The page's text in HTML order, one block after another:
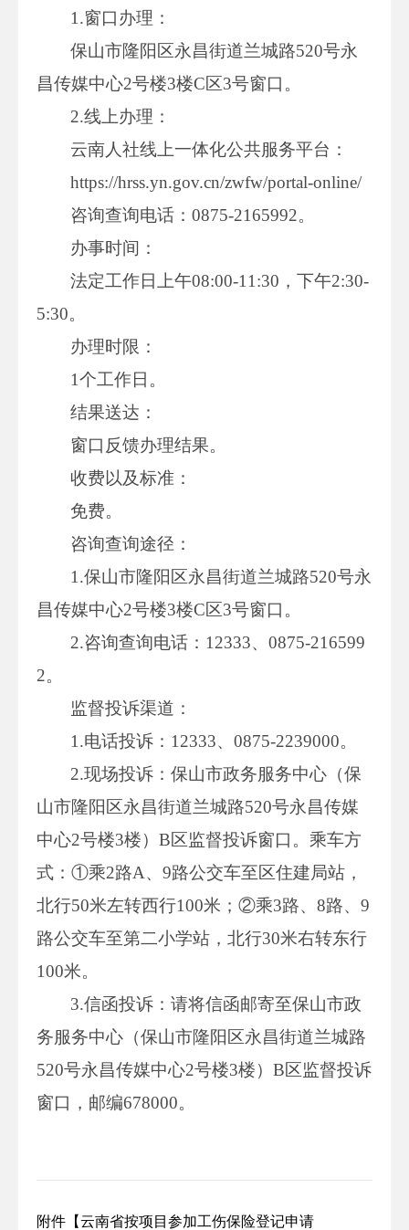
1.窗口办理：
保山市隆阳区永昌街道兰城路520号永
昌传媒中心2号楼3楼C区3号窗口。
2.线上办理：
云南人社线上一体化公共服务平台：
https://hrss.yn.gov.cn/zwfw/portal-online/
咨询查询电话：0875-2165992。
办事时间：
法定工作日上午08:00-11:30，下午2:30-
5:30。
办理时限：
1个工作日。
结果送达：
窗口反馈办理结果。
收费以及标准：
免费。
咨询查询途径：
1.保山市隆阳区永昌街道兰城路520号永
昌传媒中心2号楼3楼C区3号窗口。
2.咨询查询电话：12333、0875-216599
2。
监督投诉渠道：
1.电话投诉：12333、0875-2239000。
2.现场投诉：保山市政务服务中心（保
山市隆阳区永昌街道兰城路520号永昌传媒
中心2号楼3楼）B区监督投诉窗口。乘车方
式：①乘2路A、9路公交车至区住建局站，
北行50米左转西行100米；②乘3路、8路、9
路公交车至第二小学站，北行30米右转东行
100米。
3.信函投诉：请将信函邮寄至保山市政
务服务中心（保山市隆阳区永昌街道兰城路
520号永昌传媒中心2号楼3楼）B区监督投诉
窗口，邮编678000。
附件【云南省按项目参加工伤保险登记申请